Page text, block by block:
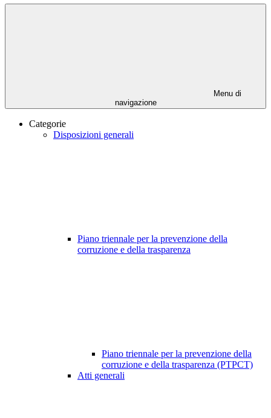
Menu di
navigazione
Categorie
Disposizioni generali
Piano triennale per la prevenzione della
corruzione e della trasparenza
Piano triennale per la prevenzione della
corruzione e della trasparenza (PTPCT)
Atti generali